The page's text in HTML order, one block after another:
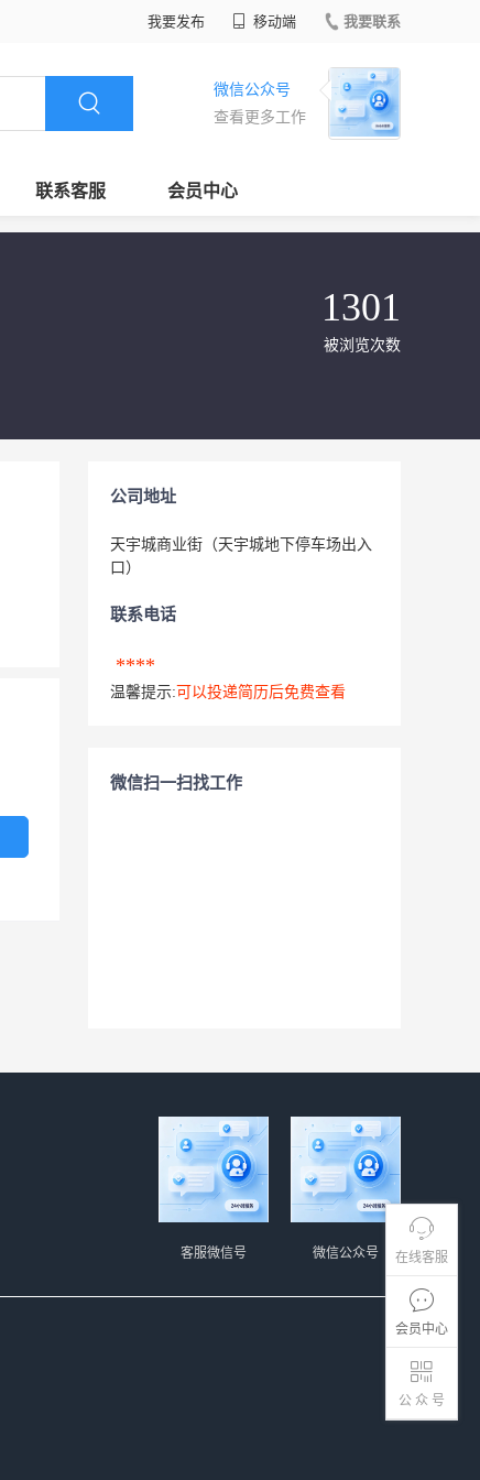
我要发布 移动端 我要联系
微信公众号
查看更多工作
联系客服 会员中心
在线客服
会员中心
公 众 号
1301
被浏览次数
公司地址
天宇城商业街（天宇城地下停车场出入
口）
联系电话
****
温馨提示: 可以投递简历后免费查看
微信扫一扫找工作
微信公众号
客服微信号